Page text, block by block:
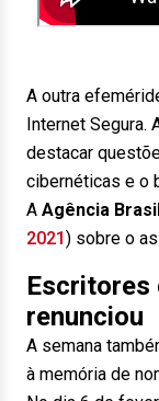
A outra
Internet Segura.
destacar
cibernéticas e o
A Agência
2021) sobre o
Escritores
renunciou
A semana
à memória de